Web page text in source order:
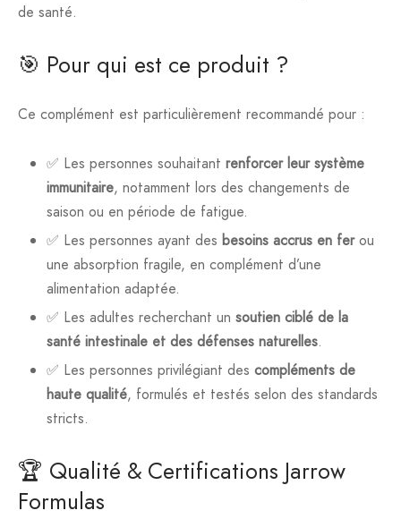
de santé.
🎯 Pour qui est ce produit ?
Ce complément est particulièrement recommandé pour :
✅ Les personnes souhaitant renforcer leur système
immunitaire, notamment lors des changements de
saison ou en période de fatigue.
✅ Les personnes ayant des besoins accrus en ferou
une absorption fragile, en complément d’une
alimentation adaptée.
✅ Les adultes recherchant un soutien ciblé de la
santé intestinale et des défenses naturelles.
✅ Les personnes privilégiant des compléments de
haute qualité, formulés et testés selon des standards
stricts.
🏆 Qualité & Certifications Jarrow
Formulas